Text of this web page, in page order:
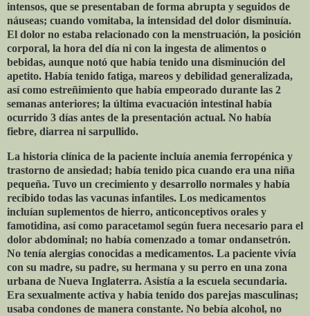
intensos, que se presentaban de forma abrupta y seguidos de
náuseas; cuando vomitaba, la intensidad del dolor disminuía.
El dolor no estaba relacionado con la menstruación, la posición
corporal, la hora del día ni con la ingesta de alimentos o
bebidas, aunque notó que había tenido una disminución del
apetito. Había tenido fatiga, mareos y debilidad generalizada,
así como estreñimiento que había empeorado durante las 2
semanas anteriores; la última evacuación intestinal había
ocurrido 3 días antes de la presentación actual. No había
fiebre, diarrea ni sarpullido.
La historia clínica de la paciente incluía anemia ferropénica y
trastorno de ansiedad; había tenido pica cuando era una niña
pequeña. Tuvo un crecimiento y desarrollo normales y había
recibido todas las vacunas infantiles. Los medicamentos
incluían suplementos de hierro, anticonceptivos orales y
famotidina, así como paracetamol según fuera necesario para el
dolor abdominal; no había comenzado a tomar ondansetrón.
No tenía alergias conocidas a medicamentos. La paciente vivía
con su madre, su padre, su hermana y su perro en una zona
urbana de Nueva Inglaterra. Asistía a la escuela secundaria.
Era sexualmente activa y había tenido dos parejas masculinas;
usaba condones de manera constante. No bebía alcohol, no